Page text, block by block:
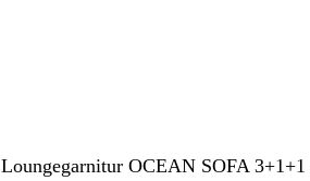
Loungegarnitur OCEAN SOFA 3+1+1